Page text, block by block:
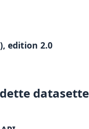
edition 2.0